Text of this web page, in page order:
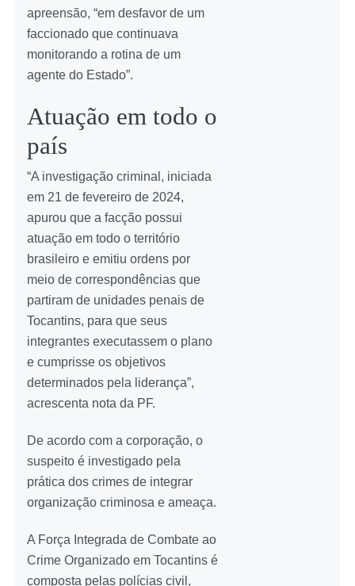
apreensão, “em desfavor de um
faccionado que continuava
monitorando a rotina de um
agente do Estado”.
Atuação em todo o
país
“A investigação criminal, iniciada
em 21 de fevereiro de 2024,
apurou que a facção possui
atuação em todo o território
brasileiro e emitiu ordens por
meio de correspondências que
partiram de unidades penais de
Tocantins, para que seus
integrantes executassem o plano
e cumprisse os objetivos
determinados pela liderança”,
acrescenta nota da PF.
De acordo com a corporação, o
suspeito é investigado pela
prática dos crimes de integrar
organização criminosa e ameaça.
A Força Integrada de Combate ao
Crime Organizado em Tocantins é
composta pelas polícias civil,